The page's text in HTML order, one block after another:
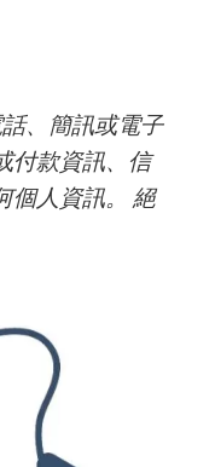
、簡訊或電子
付款資訊、信
個人資訊。 絕